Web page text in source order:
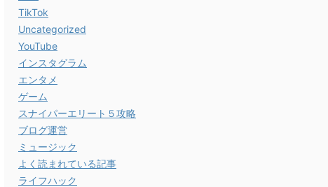
TikTok
Uncategorized
YouTube
インスタグラム
エンタメ
ゲーム
スナイパーエリート５攻略
ブログ運営
ミュージック
よく読まれている記事
ライフハック